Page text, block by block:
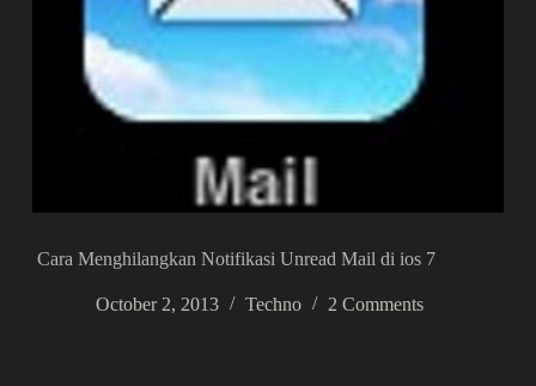
Cara Menghilangkan Notifikasi Unread Mail di ios 7
October 2, 2013 Techno 2 Comments